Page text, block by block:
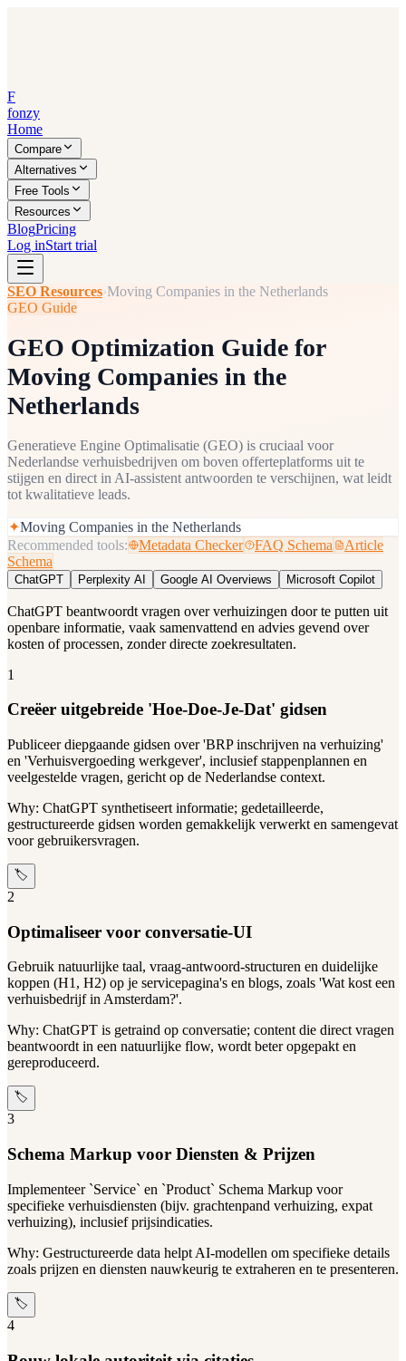
F
fonzy
Home
Compare
Alternatives
Free Tools
Resources
BlogPricing
Log inStart trial
SEO Resources›Moving Companies in the Netherlands
GEO Guide
GEO Optimization Guide for
Moving Companies in the
Netherlands
Generatieve Engine Optimalisatie (GEO) is cruciaal voor
Nederlandse verhuisbedrijven om boven offerteplatforms uit te
stijgen en direct in AI-assistent antwoorden te verschijnen, wat leidt
tot kwalitatieve leads.
✦Moving Companies in the Netherlands
Recommended tools:
Metadata Checker FAQ Schema
Article
Schema
ChatGPT Perplexity AI Google AI Overviews Microsoft Copilot
ChatGPT beantwoordt vragen over verhuizingen door te putten uit
openbare informatie, vaak samenvattend en advies gevend over
kosten of processen, zonder directe zoekresultaten.
1
Creëer uitgebreide 'Hoe-Doe-Je-Dat' gidsen
Publiceer diepgaande gidsen over 'BRP inschrijven na verhuizing'
en 'Verhuisvergoeding werkgever', inclusief stappenplannen en
veelgestelde vragen, gericht op de Nederlandse context.
Why: ChatGPT synthetiseert informatie; gedetailleerde,
gestructureerde gidsen worden gemakkelijk verwerkt en samengevat
voor gebruikersvragen.
🏷️
2
Optimaliseer voor conversatie-UI
Gebruik natuurlijke taal, vraag-antwoord-structuren en duidelijke
koppen (H1, H2) op je servicepagina's en blogs, zoals 'Wat kost een
verhuisbedrijf in Amsterdam?'.
Why: ChatGPT is getraind op conversatie; content die direct vragen
beantwoordt in een natuurlijke flow, wordt beter opgepakt en
gereproduceerd.
🏷️
3
Schema Markup voor Diensten & Prijzen
Implementeer `Service` en `Product` Schema Markup voor
specifieke verhuisdiensten (bijv. grachtenpand verhuizing, expat
verhuizing), inclusief prijsindicaties.
Why: Gestructureerde data helpt AI-modellen om specifieke details
zoals prijzen en diensten nauwkeurig te extraheren en te presenteren.
🏷️
4